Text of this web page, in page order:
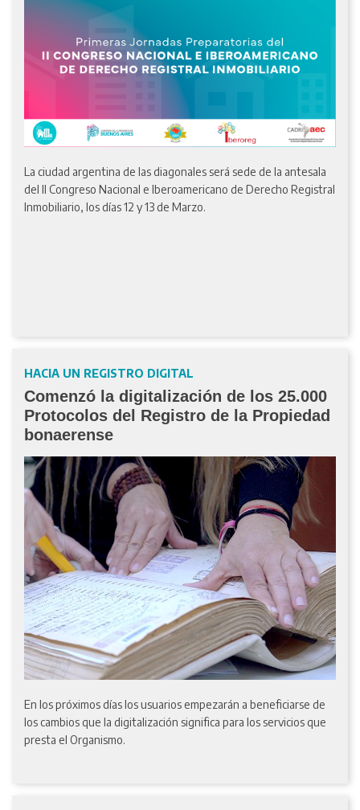
La ciudad argentina de las diagonales será sede de la antesala
del II Congreso Nacional e Iberoamericano de Derecho Registral
Inmobiliario, los días 12 y 13 de Marzo.
HACIA UN REGISTRO DIGITAL
Comenzó la digitalización de los 25.000
Protocolos del Registro de la Propiedad
bonaerense
En los próximos días los usuarios empezarán a beneficiarse de
los cambios que la digitalización significa para los servicios que
presta el Organismo.